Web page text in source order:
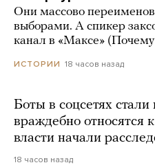
Они массово
выборами. А спикер
канал в «Максе»
ИСТОРИИ 18 часов назад
Боты в соцсетях стали
враждебно относятся
власти начали
18 часов назад